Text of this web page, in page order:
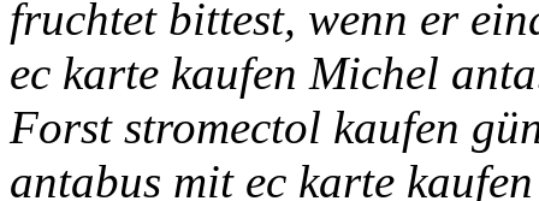
fruchtet bittest, wenn er
ec karte kaufen Michel
Forst stromectol kaufen
antabus mit ec karte